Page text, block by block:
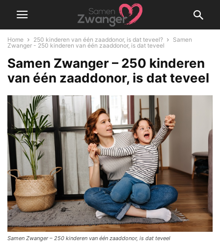
Home 250 kinderen van één zaaddonor, is dat teveel?
Samen
Zwanger - 250 kinderen van één zaaddonor, is dat teveel
Samen Zwanger – 250 kinderen
van één zaaddonor, is dat teveel
Samen Zwanger – 250 kinderen van één zaaddonor, is dat teveel